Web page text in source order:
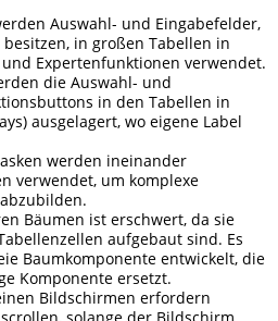
Auswahl- und Eingabefelder,
in großen Tabellen in
Expertenfunktionen verwendet.
die Auswahl- und
in den Tabellen in
ausgelagert, wo eigene Label
werden ineinander
verwendet, um komplexe
Bäumen ist erschwert, da sie
aufgebaut sind. Es
Baumkomponente entwickelt, die
Komponente ersetzt.
Bildschirmen erfordern